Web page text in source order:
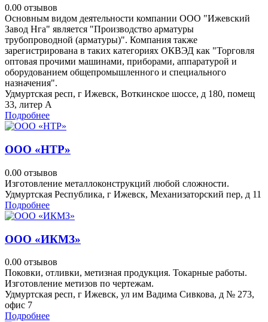
0.00 отзывов
Основным видом деятельности компании ООО "Ижевский
Завод Нга" является "Производство арматуры
трубопроводной (арматуры)". Компания также
зарегистрирована в таких категориях ОКВЭД как "Торговля
оптовая прочими машинами, приборами, аппаратурой и
оборудованием общепромышленного и специального
назначения".
Удмуртская респ, г Ижевск, Воткинское шоссе, д 180, помещ
33, литер А
Подробнее
ООО «НТР»
0.00 отзывов
Изготовление металлоконструкций любой сложности.
Удмуртская Республика, г Ижевск, Механизаторский пер, д 11
Подробнее
ООО «ИКМЗ»
0.00 отзывов
Поковки, отливки, метизная продукция. Токарные работы.
Изготовление метизов по чертежам.
Удмуртская респ, г Ижевск, ул им Вадима Сивкова, д № 273,
офис 7
Подробнее